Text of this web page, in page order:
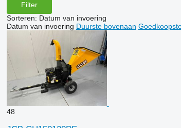
Filter
Sorteren: Datum van invoering
Datum van invoering Duurste bovenaan
48